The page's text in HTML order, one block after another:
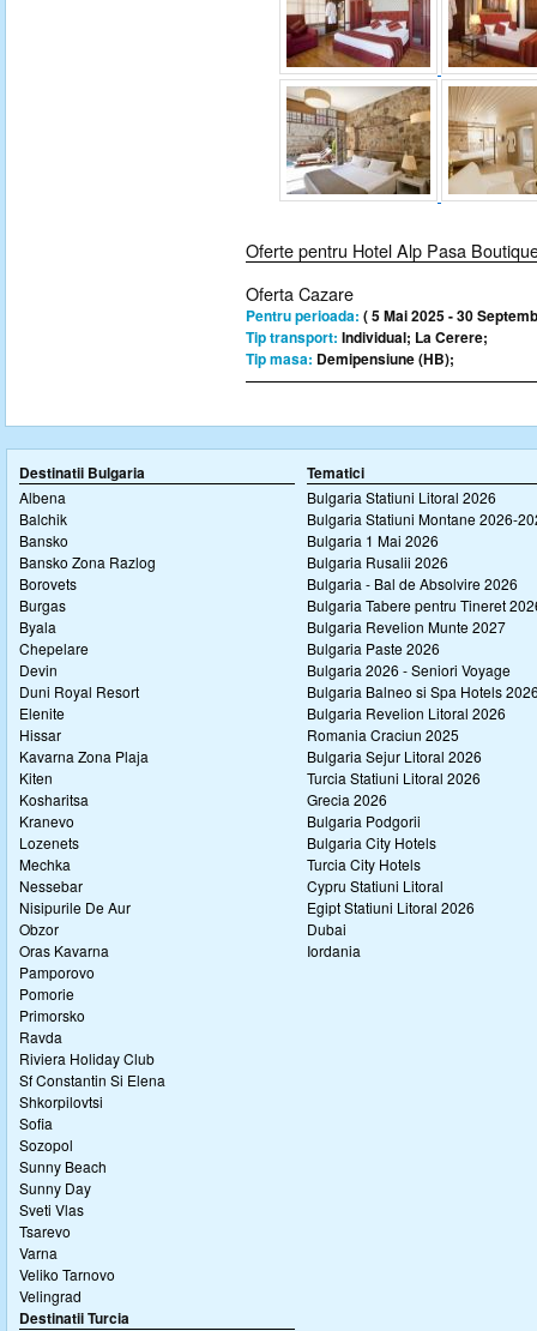
Oferte pentru Hotel Alp Pasa
Oferta Cazare
Pentru perioada: ( 5 Mai 2025 - 30
Tip transport: Individual; La Cerere;
Tip masa: Demipensiune (HB);
Destinatii Bulgaria
Albena
Balchik
Bansko
Bansko Zona Razlog
Borovets
Burgas
Byala
Chepelare
Devin
Duni Royal Resort
Elenite
Hissar
Kavarna Zona Plaja
Kiten
Kosharitsa
Kranevo
Lozenets
Mechka
Nessebar
Nisipurile De Aur
Obzor
Oras Kavarna
Pamporovo
Pomorie
Primorsko
Ravda
Riviera Holiday Club
Sf Constantin Si Elena
Shkorpilovtsi
Sofia
Sozopol
Sunny Beach
Sunny Day
Sveti Vlas
Tsarevo
Varna
Veliko Tarnovo
Velingrad
Destinatii Turcia
Tematici
Bulgaria Statiuni Litoral 2026
Bulgaria Statiuni Montane 2026-
Bulgaria 1 Mai 2026
Bulgaria Rusalii 2026
Bulgaria - Bal de Absolvire 2026
Bulgaria Tabere pentru Tineret
Bulgaria Revelion Munte 2027
Bulgaria Paste 2026
Bulgaria 2026 - Seniori Voyage
Bulgaria Balneo si Spa Hotels
Bulgaria Revelion Litoral 2026
Romania Craciun 2025
Bulgaria Sejur Litoral 2026
Turcia Statiuni Litoral 2026
Grecia 2026
Bulgaria Podgorii
Bulgaria City Hotels
Turcia City Hotels
Cypru Statiuni Litoral
Egipt Statiuni Litoral 2026
Dubai
Iordania